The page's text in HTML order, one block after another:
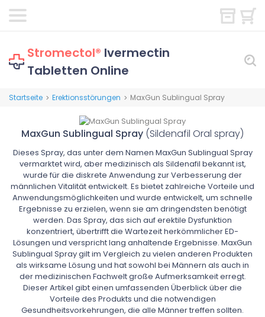
Stromectol® Ivermectin
Tabletten Online
Startseite > Erektionsstörungen > MaxGun Sublingual Spray
MaxGun Sublingual Spray (Sildenafil Oral spray)
Dieses Spray, das unter dem Namen MaxGun Sublingual Spray
vermarktet wird, aber medizinisch als Sildenafil bekannt ist,
wurde für die diskrete Anwendung zur Verbesserung der
männlichen Vitalität entwickelt. Es bietet zahlreiche Vorteile und
Anwendungsmöglichkeiten und wurde entwickelt, um schnelle
Ergebnisse zu erzielen, wenn sie am dringendsten benötigt
werden. Das Spray, das sich auf erektile Dysfunktion
konzentriert, übertrifft die Wartezeit herkömmlicher ED-
Lösungen und verspricht lang anhaltende Ergebnisse. MaxGun
Sublingual Spray gilt im Vergleich zu vielen anderen Produkten
als wirksame Lösung und hat sowohl bei Männern als auch in
der medizinischen Fachwelt große Aufmerksamkeit erregt.
Dieser Artikel gibt einen umfassenden Überblick über die
Vorteile des Produkts und die notwendigen
Gesundheitsvorkehrungen, die alle Männer treffen sollten.